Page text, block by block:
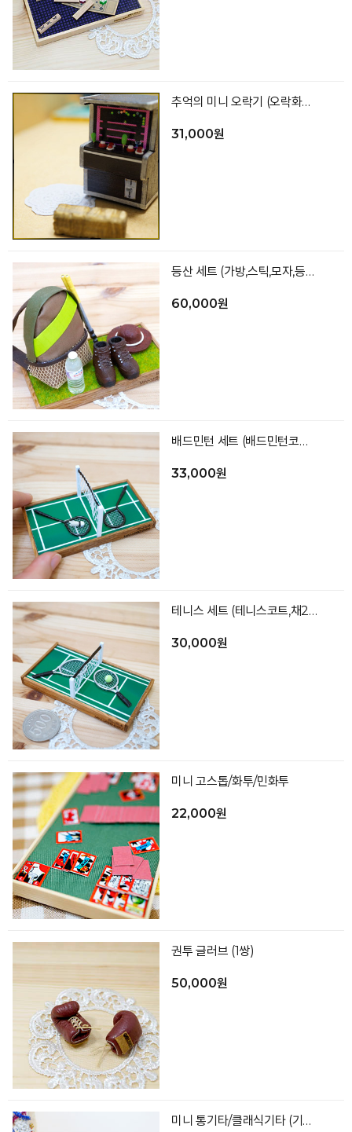
추억의 미니 오락기 (오락화면 랜덤)
31,000원
등산 세트 (가방,스틱,모자,등산화,생수,바닥)_색상랜덤
60,000원
배드민턴 세트 (배드민턴코트,채,공)
33,000원
테니스 세트 (테니스코트,채2,공)
30,000원
미니 고스톱/화투/민화투
22,000원
권투 글러브 (1쌍)
50,000원
미니 통기타/클래식기타 (기타,거치대,케이스)_랜덤발송